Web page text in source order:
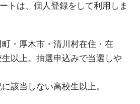
トは、個人登録をして利用しま
・厚木市・清川村在住・在
以上。抽選申込みで当選しや
該当しない高校生以上。